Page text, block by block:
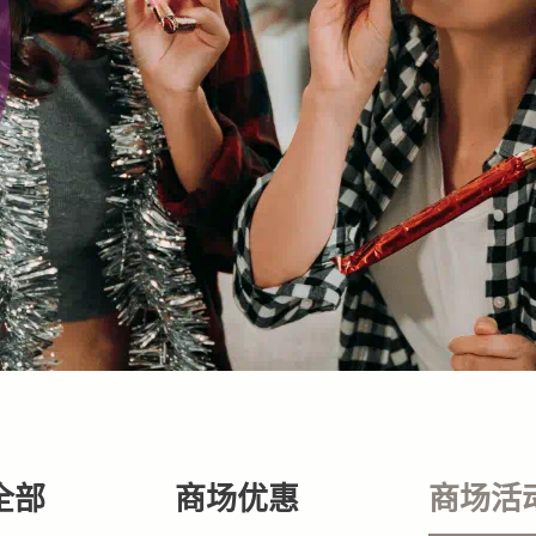
部 商场优惠 商场活